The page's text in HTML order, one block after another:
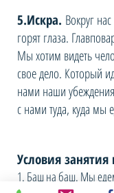
5.Искра. Вокруг
горят глаза.
Мы хотим видеть
свое дело. Который
нами наши
с нами туда, куда мы
Условия занятия
1. Баш на баш. Мы